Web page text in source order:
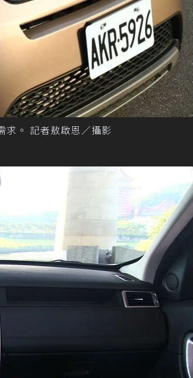
。 記者敖啟恩／攝影